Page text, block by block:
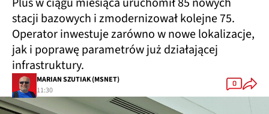
stacji bazowych i zmodernizował kolejne 75.
Operator inwestuje zarówno w nowe lokalizacje,
jak i poprawę parametrów już działającej
infrastruktury.
MARIAN SZUTIAK (MSNET)
11:30
0